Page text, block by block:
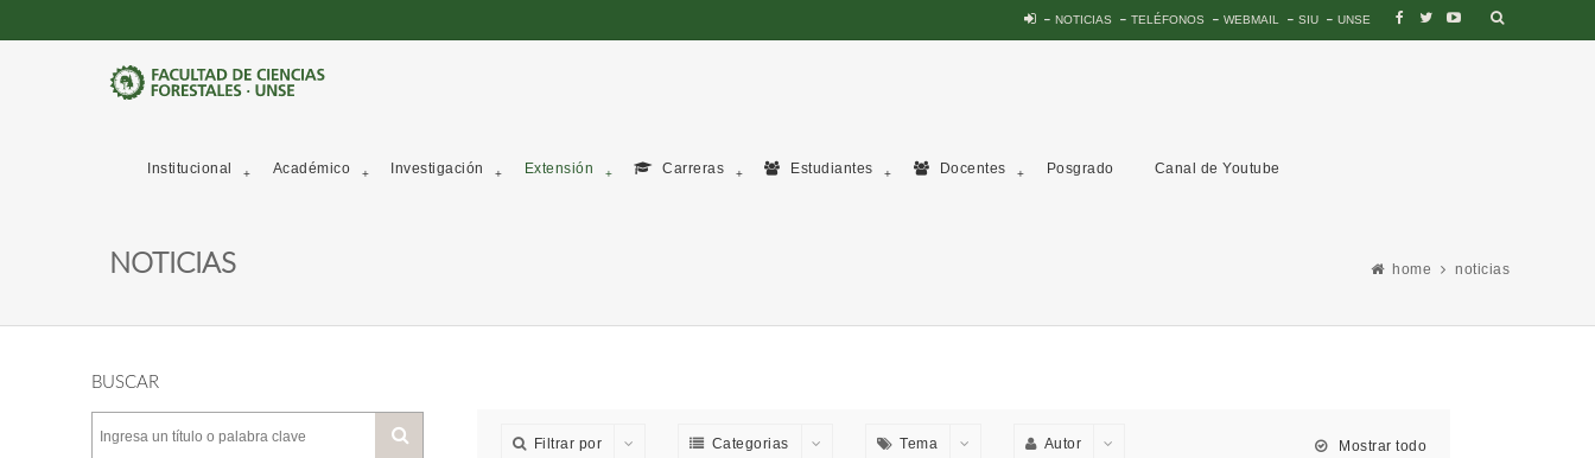
NOTICIAS TELÉFONOS WEBMAIL SIU UNSE
Institucional Académico Investigación Extensión Carreras Estudiantes Docentes Posgrado Canal de Youtube
NOTICIAS home noticias
BUSCAR
Filtrar por Categorias Tema Autor Mostrar todo